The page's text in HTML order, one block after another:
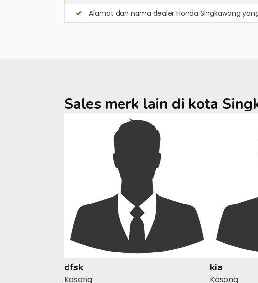
Alamat dan nama dealer Honda Singkawang
Sales merk lain di kota
dfsk
Kosong
kia
Kosong